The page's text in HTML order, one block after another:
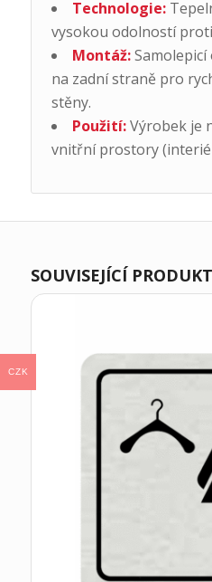
Technologie:
vysokou odolností
Montáž:Samolepicí
na zadní straně pro
stěny.
Použití:Výrobek je
vnitřní prostory
SOUVISEJÍCÍ
CZK